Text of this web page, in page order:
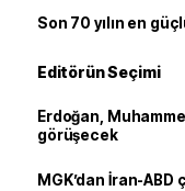
Son 70 yılın en
Editörün Seçimi
Erdoğan,
görüşecek
MGK’dan İran-ABD